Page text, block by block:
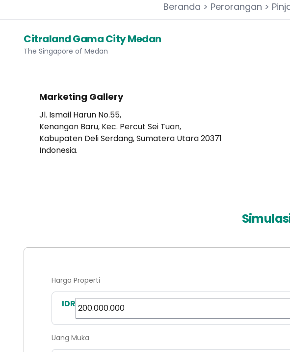
Beranda > Perorangan >
Citraland Gama City Medan
The Singapore of Medan
Marketing Gallery
Jl. Ismail Harun No.55,
Kenangan Baru, Kec. Percut Sei Tuan,
Kabupaten Deli Serdang, Sumatera Utara 20371
Indonesia.
Harga Properti
IDR
Uang Muka